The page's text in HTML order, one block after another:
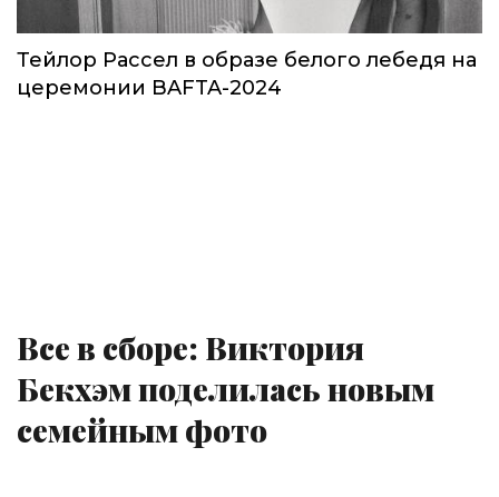
Тейлор Рассел в образе белого лебедя на
церемонии BAFTA-2024
Все в сборе: Виктория
Бекхэм поделилась новым
семейным фото